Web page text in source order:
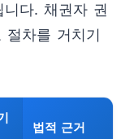
다. 채권자 권
차를 거치기
법적 근거